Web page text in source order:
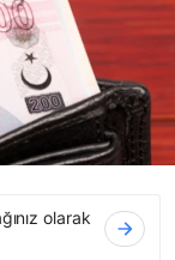
olarak